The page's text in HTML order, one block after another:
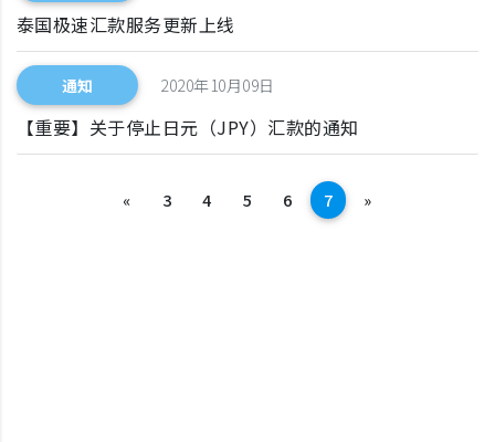
泰国极速汇款服务更新上线
通知 2020年10月09日
【重要】关于停止日元（JPY）汇款的通知
«前一项
3 4 5 6 7 »下一步